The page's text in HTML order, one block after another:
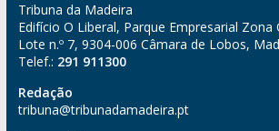
Tribuna da Madeira
Edifício O Liberal, Parque Empresarial Zona
Lote n.º 7, 9304-006 Câmara de Lobos,
Telef.: 291 911300
Redação
tribuna@tribunadamadeira.pt